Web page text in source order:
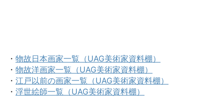
・ 物故日本画家一覧（UAG美術家資料棚）
・ 物故洋画家一覧（UAG美術家資料棚）
・ 江戸以前の画家一覧（UAG美術家資料棚）
・ 浮世絵師一覧（UAG美術家資料棚）